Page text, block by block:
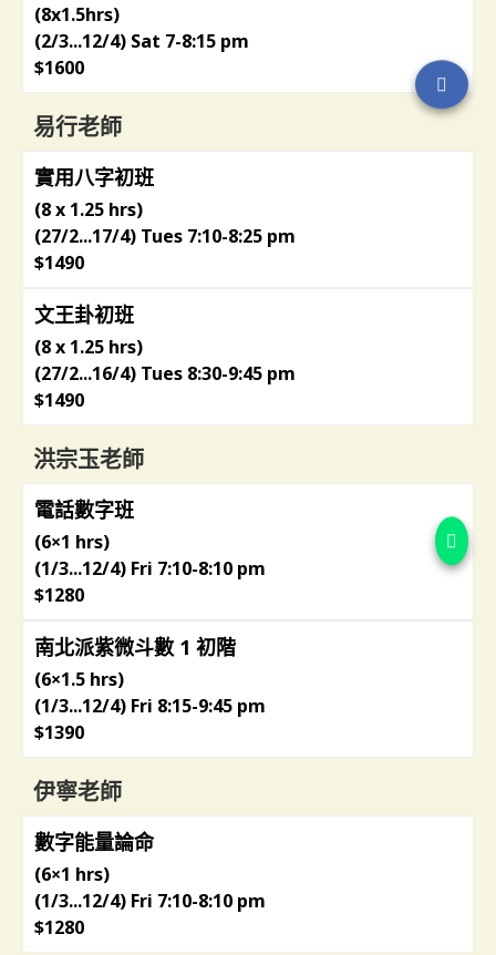
(8x1.5hrs)
(2/3...12/4) Sat 7-8:15 pm
$1600
易行老師
實用八字初班
(8 x 1.25 hrs)
(27/2...17/4) Tues 7:10-8:25 pm
$1490
文王卦初班
(8 x 1.25 hrs)
(27/2...16/4) Tues 8:30-9:45 pm
$1490
洪宗玉老師
電話數字班
(6×1 hrs)
(1/3...12/4) Fri 7:10-8:10 pm
$1280
南北派紫微斗數 1 初階
(6×1.5 hrs)
(1/3...12/4) Fri 8:15-9:45 pm
$1390
伊寧老師
數字能量論命
(6×1 hrs)
(1/3...12/4) Fri 7:10-8:10 pm
$1280